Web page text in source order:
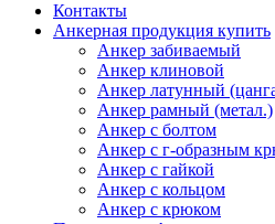
Контакты
Анкерная продукция купить
Анкер забиваемый
Анкер клиновой
Анкер латунный
Анкер рамный (метал.)
Анкер с болтом
Анкер с г-образным
Анкер с гайкой
Анкер с кольцом
Анкер с крюком